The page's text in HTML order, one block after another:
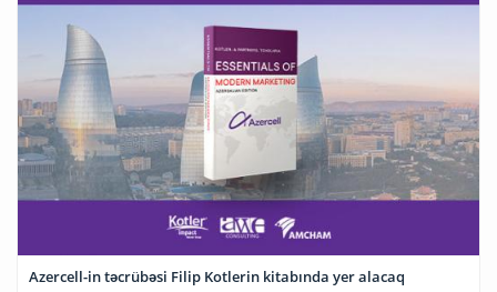
Azercell-in təcrübəsi Filip Kotlerin kitabında yer alacaq